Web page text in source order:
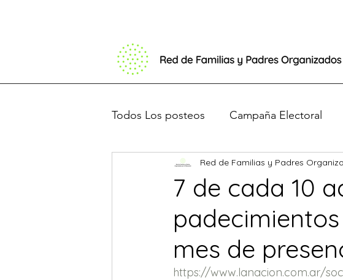
Todos Los posteos Campaña Electoral
Basta de Barbijos Debate de
Presentación en el congreso
7 de cada 10
mes de
Red de Familias y Padres
https://www.lanacion.com.ar/